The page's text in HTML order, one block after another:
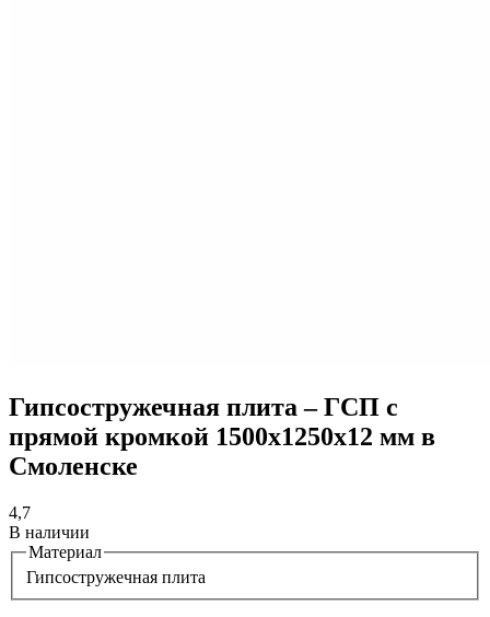
Гипсостружечная плита – ГСП с
прямой кромкой 1500х1250х12 мм в
Смоленске
4,7
В наличии
Материал
Гипсостружечная плита